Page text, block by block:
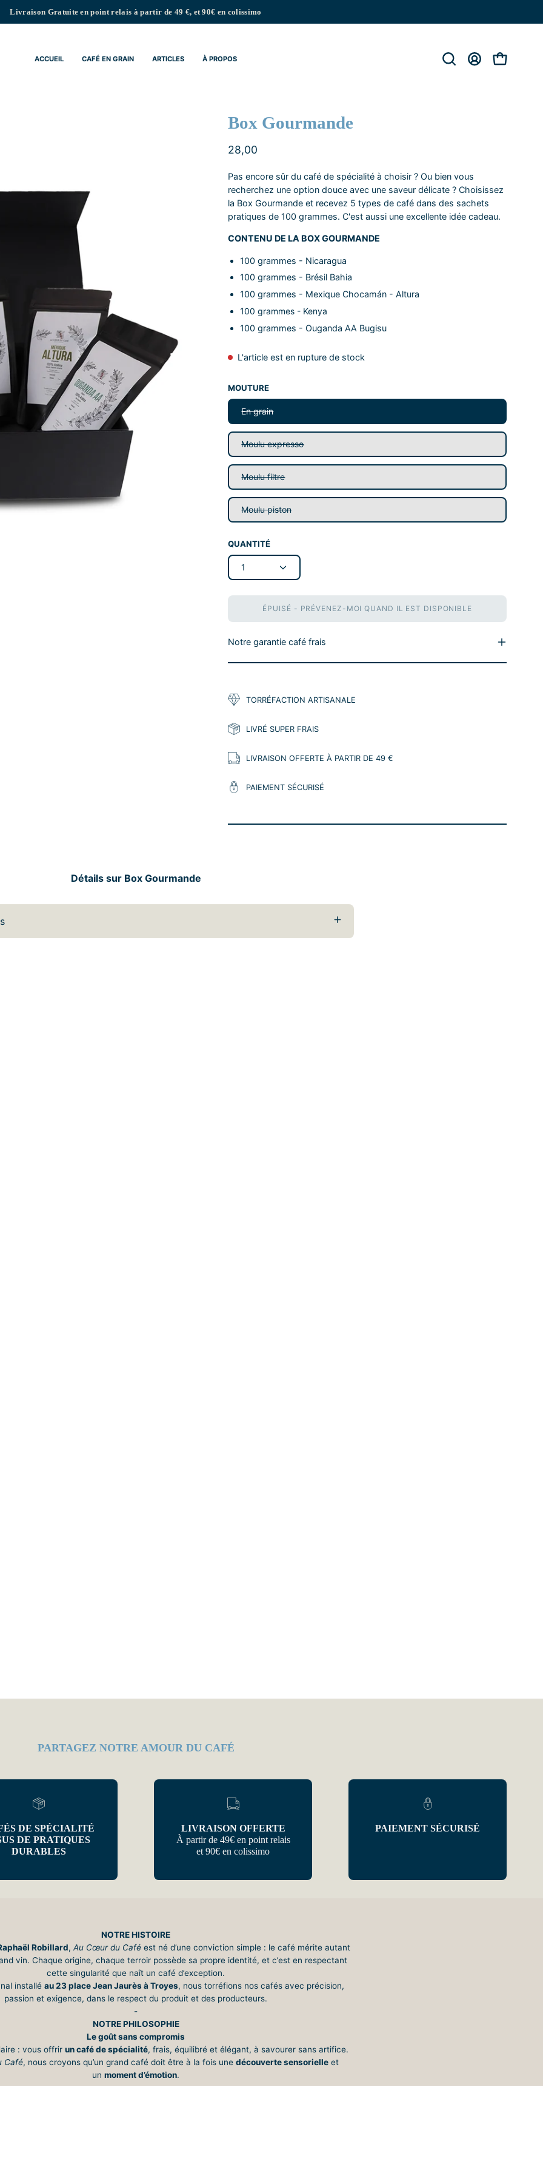
Livraison Gratuite en point relais à partir de 49 €, et 90€ en colissimo
ACCUEIL CAFÉ EN GRAIN ARTICLES À PROPOS
OuvrirMON
OUVRIR LE
Box Gourmande
28,00
Pas encore sûr du café de spécialité à choisir ? Ou bien vous
recherchez une option douce avec une saveur délicate ? Choisissez
la Box Gourmande et recevez 5 types de café dans des sachets
pratiques de 100 grammes. C'est aussi une excellente idée cadeau.
CONTENU DE LA BOX GOURMANDE
100 grammes - Nicaragua
100 grammes - Brésil Bahia
100 grammes - Mexique Chocamán - Altura
100 grammes - Kenya
100 grammes - Ouganda AA Bugisu
L'article est en rupture de stock
MOUTURE
En grain
Moulu expresso
Moulu filtre
Moulu piston
QUANTITÉ
1
ÉPUISÉ - PRÉVENEZ-MOI QUAND IL EST DISPONIBLE
Notre garantie café frais
TORRÉFACTION ARTISANALE
LIVRÉ SUPER FRAIS
LIVRAISON OFFERTE À PARTIR DE 49 €
PAIEMENT SÉCURISÉ
Détails sur Box Gourmande
PARTAGEZ NOTRE AMOUR DU CAFÉ
DE SPÉCIALITÉ
DE PRATIQUES
DURABLES
LIVRAISON OFFERTE
À partir de 49€ en point relais
et 90€ en colissimo
PAIEMENT SÉCURISÉ
NOTRE HISTOIRE
Robillard, Au Cœur du Café est né d’une conviction simple : le café mérite autant
vin. Chaque origine, chaque terroir possède sa propre identité, et c’est en respectant
cette singularité que naît un café d’exception.
installé au 23 place Jean Jaurès à Troyes, nous torréfions nos cafés avec précision,
passion et exigence, dans le respect du produit et des producteurs.
-
NOTRE PHILOSOPHIE
Le goût sans compromis
: vous offrir un café de spécialité, frais, équilibré et élégant, à savourer sans artifice.
Café, nous croyons qu’un grand café doit être à la fois une découverte sensorielle et
un moment d’émotion.
-